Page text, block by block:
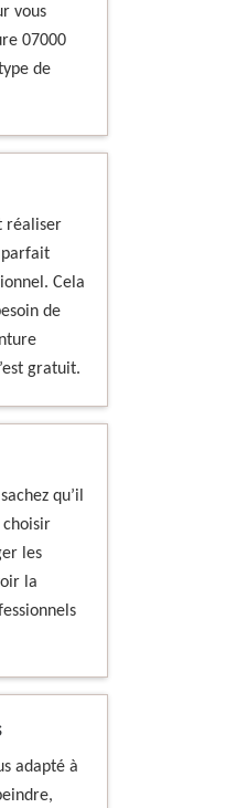
vous
07000
de
réaliser
parfait
Cela
de
gratuit.
qu’il
choisir
les
la
adapté à